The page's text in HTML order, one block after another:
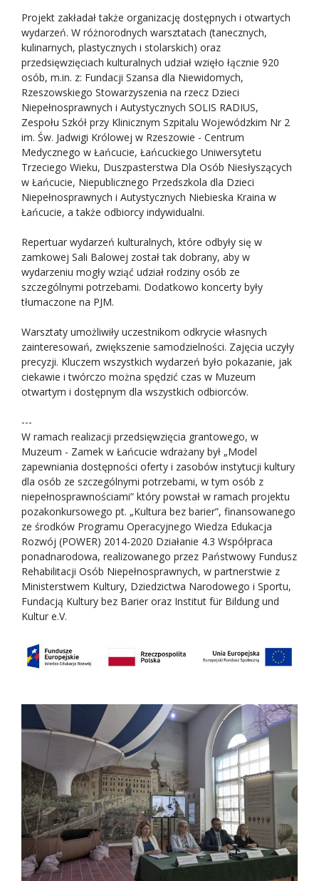
Projekt zakładał także organizację dostępnych i otwartych
wydarzeń. W różnorodnych warsztatach (tanecznych,
kulinarnych, plastycznych i stolarskich) oraz
przedsięwzięciach kulturalnych udział wzięło łącznie 920
osób, m.in. z: Fundacji Szansa dla Niewidomych,
Rzeszowskiego Stowarzyszenia na rzecz Dzieci
Niepełnosprawnych i Autystycznych SOLIS RADIUS,
Zespołu Szkół przy Klinicznym Szpitalu Wojewódzkim Nr 2
im. Św. Jadwigi Królowej w Rzeszowie - Centrum
Medycznego w Łańcucie, Łańcuckiego Uniwersytetu
Trzeciego Wieku, Duszpasterstwa Dla Osób Niesłyszących
w Łańcucie, Niepublicznego Przedszkola dla Dzieci
Niepełnosprawnych i Autystycznych Niebieska Kraina w
Łańcucie, a także odbiorcy indywidualni.
Repertuar wydarzeń kulturalnych, które odbyły się w
zamkowej Sali Balowej został tak dobrany, aby w
wydarzeniu mogły wziąć udział rodziny osób ze
szczególnymi potrzebami. Dodatkowo koncerty były
tłumaczone na PJM.
Warsztaty umożliwiły uczestnikom odkrycie własnych
zainteresowań, zwiększenie samodzielności. Zajęcia uczyły
precyzji. Kluczem wszystkich wydarzeń było pokazanie, jak
ciekawie i twórczo można spędzić czas w Muzeum
otwartym i dostępnym dla wszystkich odbiorców.
---
W ramach realizacji przedsięwzięcia grantowego, w
Muzeum - Zamek w Łańcucie wdrażany był „Model
zapewniania dostępności oferty i zasobów instytucji kultury
dla osób ze szczególnymi potrzebami, w tym osób z
niepełnosprawnościami” który powstał w ramach projektu
pozakonkursowego pt. „Kultura bez barier”, finansowanego
ze środków Programu Operacyjnego Wiedza Edukacja
Rozwój (POWER) 2014-2020 Działanie 4.3 Współpraca
ponadnarodowa, realizowanego przez Państwowy Fundusz
Rehabilitacji Osób Niepełnosprawnych, w partnerstwie z
Ministerstwem Kultury, Dziedzictwa Narodowego i Sportu,
Fundacją Kultury bez Barier oraz Institut für Bildung und
Kultur e.V.